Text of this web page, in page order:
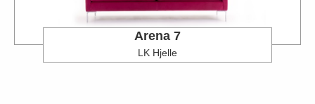
Arena 7
LK Hjelle